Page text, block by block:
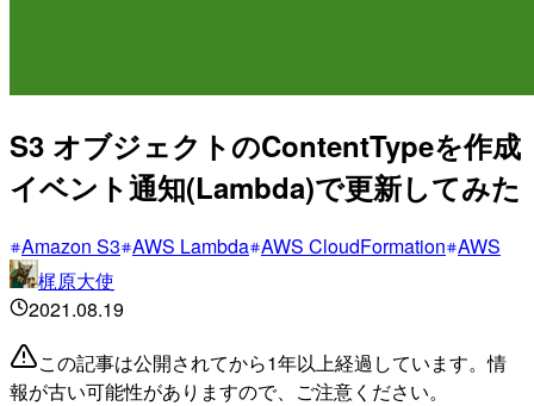
S3 オブジェクトのContentTypeを作成
イベント通知(Lambda)で更新してみた
Amazon S3 AWS Lambda AWS CloudFormation AWS
梶原大使
2021.08.19
この記事は公開されてから1年以上経過しています。情
報が古い可能性がありますので、ご注意ください。